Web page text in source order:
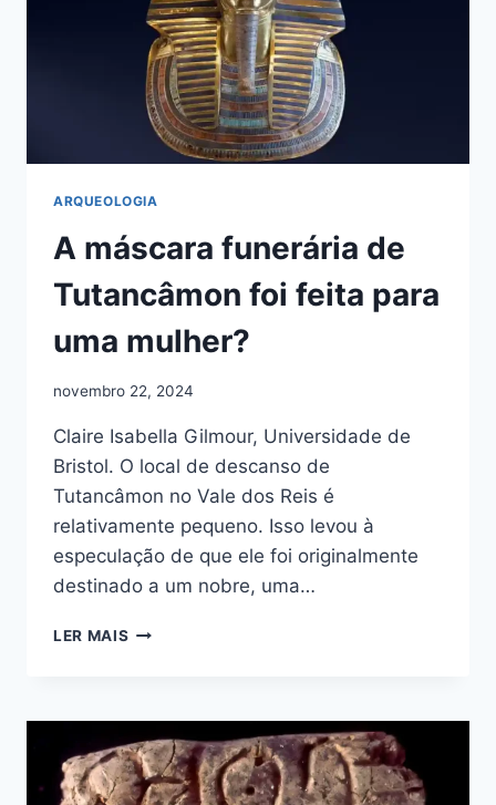
ARQUEOLOGIA
A máscara funerária de
Tutancâmon foi feita para
uma mulher?
novembro 22, 2024
Claire Isabella Gilmour, Universidade de
Bristol. O local de descanso de
Tutancâmon no Vale dos Reis é
relativamente pequeno. Isso levou à
especulação de que ele foi originalmente
destinado a um nobre, uma…
LER MAIS
TUTANCÂMON
FOI
FEITA
PARA